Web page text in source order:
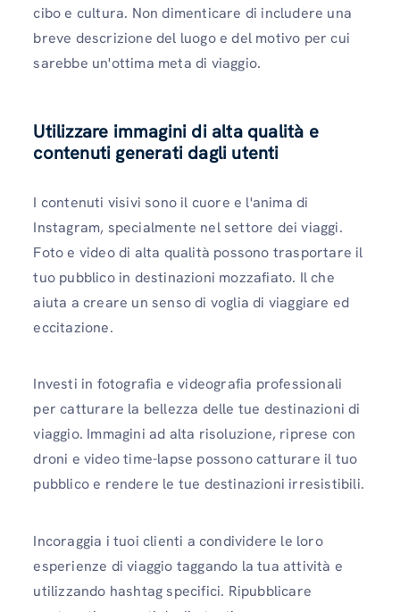
cibo e cultura. Non dimenticare di includere una
breve descrizione del luogo e del motivo per cui
sarebbe un'ottima meta di viaggio.
Utilizzare immagini di alta qualità e
contenuti generati dagli utenti
I contenuti visivi sono il cuore e l'anima di
Instagram, specialmente nel settore dei viaggi.
Foto e video di alta qualità possono trasportare il
tuo pubblico in destinazioni mozzafiato. Il che
aiuta a creare un senso di voglia di viaggiare ed
eccitazione.
Investi in fotografia e videografia professionali
per catturare la bellezza delle tue destinazioni di
viaggio. Immagini ad alta risoluzione, riprese con
droni e video time-lapse possono catturare il tuo
pubblico e rendere le tue destinazioni irresistibili.
Incoraggia i tuoi clienti a condividere le loro
esperienze di viaggio taggando la tua attività e
utilizzando hashtag specifici. Ripubblicare